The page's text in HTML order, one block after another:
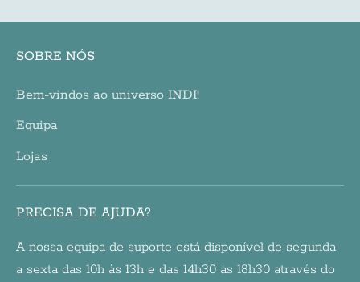
SOBRE NÓS
Bem-vindos ao universo INDI!
Equipa
Lojas
PRECISA DE AJUDA?
A nossa equipa de suporte está disponível de segunda
a sexta das 10h às 13h e das 14h30 às 18h30 através do